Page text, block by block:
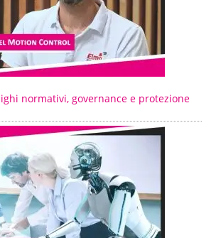
normativi, governance e protezione